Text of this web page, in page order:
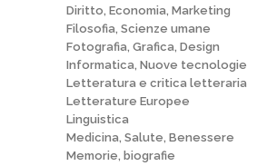
Diritto, Economia, Marketing
Filosofia, Scienze umane
Fotografia, Grafica, Design
Informatica, Nuove tecnologie
Letteratura e critica letteraria
Letterature Europee
Linguistica
Medicina, Salute, Benessere
Memorie, biografie